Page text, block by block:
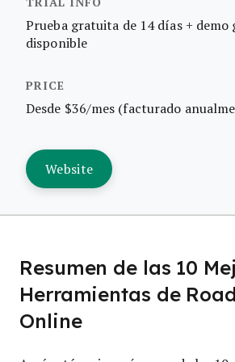
Prueba gratuita de 14 días + demo
disponible
Desde $36/mes (facturado
Website
Resumen de las 10
Herramientas de
Online